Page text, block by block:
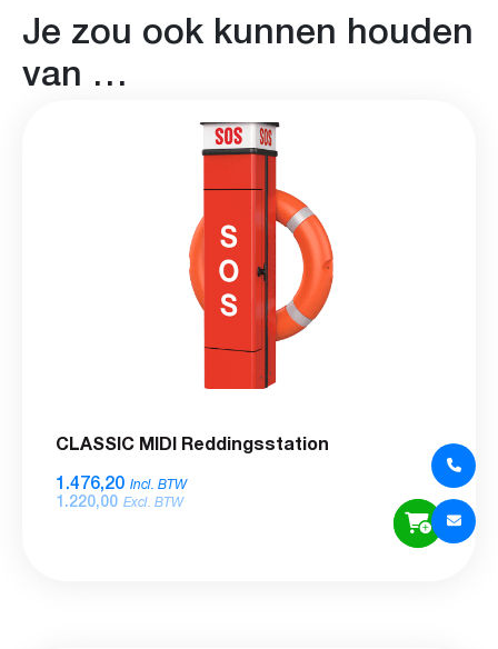
Je zou ook kunnen houden
van …
CLASSIC MIDI Reddingsstation
1.476,20 Incl. BTW
1.220,00 Excl. BTW